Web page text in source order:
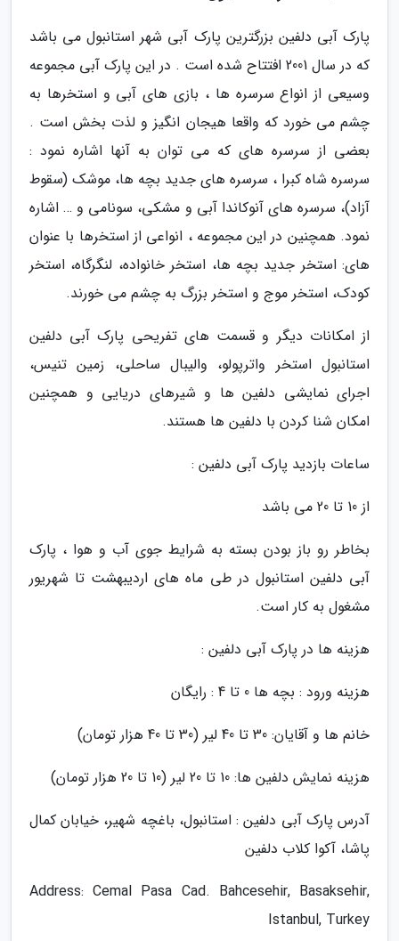
پارک آبی دلفین بزرگترین پارک آبی شهر استانبول می باشد
که در سال 2001 افتتاح شده است . در این پارک آبی مجموعه
وسیعی از انواع سرسره ها ، بازی های آبی و استخرها به
چشم می خورد که واقعا هیجان انگیز و لذت بخش است .
بعضی از سرسره های که می توان به آنها اشاره نمود :
سرسره شاه کبرا ، سرسره های جدید بچه ها، موشک (سقوط
آزاد)، سرسره های آنوکاندا آبی و مشکی، سونامی و … اشاره
نمود. همچنین در این مجموعه ، انواعی از استخرها با عنوان
های: استخر جدید بچه ها، استخر خانواده، لنگرگاه، استخر
کودک، استخر موج و استخر بزرگ به چشم می خورند.
از امکانات دیگر و قسمت های تفریحی پارک آبی دلفین
استانبول استخر واترپولو، والیبال ساحلی، زمین تنیس،
اجرای نمایشی دلفین ها و شیرهای دریایی و همچنین
امکان شنا کردن با دلفین ها هستند.
ساعات بازدید پارک آبی دلفین :
از 10 تا 20 می باشد
بخاطر رو باز بودن بسته به شرایط جوی آب و هوا ، پارک
آبی دلفین استانبول در طی ماه های اردیبهشت تا شهریور
مشغول به کار است.
هزینه ها در پارک آبی دلفین :
هزینه ورود : بچه ها 0 تا 4 : رایگان
خانم ها و آقایان: 30 تا 40 لیر (30 تا 40 هزار تومان)
هزینه نمایش دلفین ها: 10 تا 20 لیر (10 تا 20 هزار تومان)
آدرس پارک آبی دلفین : استانبول، باغچه شهیر، خیابان کمال
پاشا، آکوا کلاب دلفین
Address: Cemal Pasa Cad. Bahcesehir, Basaksehir,
Istanbul, Turkey